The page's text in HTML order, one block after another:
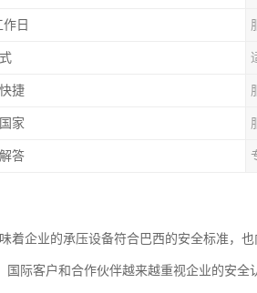
作日
捷
家
答
着企业的承压设备符合巴西的安全标准，
国际客户和合作伙伴越来越重视企业的安